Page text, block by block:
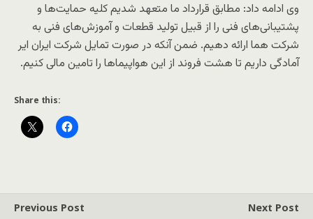
وی ادامه داد: مطابق قرارداد ما متعهد شدیم کلیه حمایت‌ها و
پشتیبانی‌های فنی را از قبیل تولید قطعات و آموزش‌های فنی به
شرکت هما ارائه دهیم. ضمن آنکه در صورت تمایل شرکت ایران ایر
آمادگی داریم تا هشت فروند از این هواپیماها را تامین مالی کنیم.
Share this:
Previous Post Next Post